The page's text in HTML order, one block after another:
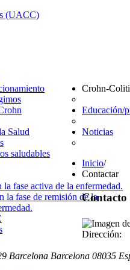
Crohn-
Educación/
Salud
saludables
la fase activa de la enfermedad.
la fase de remisión de la
Noticias
Inicio/
Contactar
Contacto
Dirección:
Barcelona Barcelona 08035